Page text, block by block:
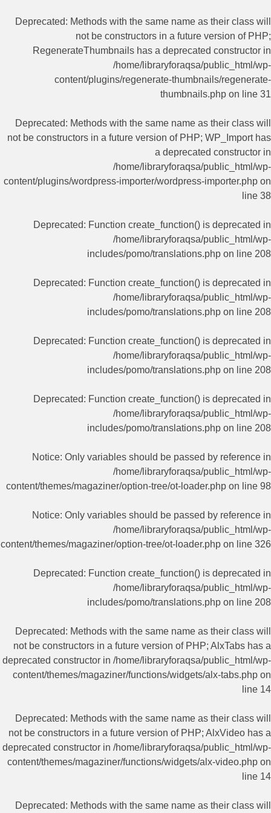
Deprecated: Methods with the same name as their class will
not be constructors in a future version of PHP;
RegenerateThumbnails has a deprecated constructor in
/home/libraryforaqsa/public_html/wp-
content/plugins/regenerate-thumbnails/regenerate-
thumbnails.php on line 31
Deprecated: Methods with the same name as their class will
not be constructors in a future version of PHP; WP_Import has
a deprecated constructor in
/home/libraryforaqsa/public_html/wp-
content/plugins/wordpress-importer/wordpress-importer.php on
line 38
Deprecated: Function create_function() is deprecated in
/home/libraryforaqsa/public_html/wp-
includes/pomo/translations.php on line 208
Deprecated: Function create_function() is deprecated in
/home/libraryforaqsa/public_html/wp-
includes/pomo/translations.php on line 208
Deprecated: Function create_function() is deprecated in
/home/libraryforaqsa/public_html/wp-
includes/pomo/translations.php on line 208
Deprecated: Function create_function() is deprecated in
/home/libraryforaqsa/public_html/wp-
includes/pomo/translations.php on line 208
Notice: Only variables should be passed by reference in
/home/libraryforaqsa/public_html/wp-
content/themes/magaziner/option-tree/ot-loader.php on line 98
Notice: Only variables should be passed by reference in
/home/libraryforaqsa/public_html/wp-
content/themes/magaziner/option-tree/ot-loader.php on line 326
Deprecated: Function create_function() is deprecated in
/home/libraryforaqsa/public_html/wp-
includes/pomo/translations.php on line 208
Deprecated: Methods with the same name as their class will
not be constructors in a future version of PHP; AlxTabs has a
deprecated constructor in /home/libraryforaqsa/public_html/wp-
content/themes/magaziner/functions/widgets/alx-tabs.php on
line 14
Deprecated: Methods with the same name as their class will
not be constructors in a future version of PHP; AlxVideo has a
deprecated constructor in /home/libraryforaqsa/public_html/wp-
content/themes/magaziner/functions/widgets/alx-video.php on
line 14
Deprecated: Methods with the same name as their class will